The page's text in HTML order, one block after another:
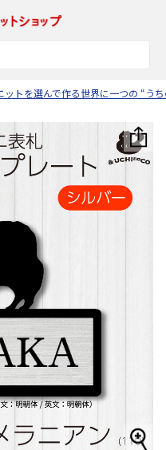
ットを選んで作る世界に一つの “う